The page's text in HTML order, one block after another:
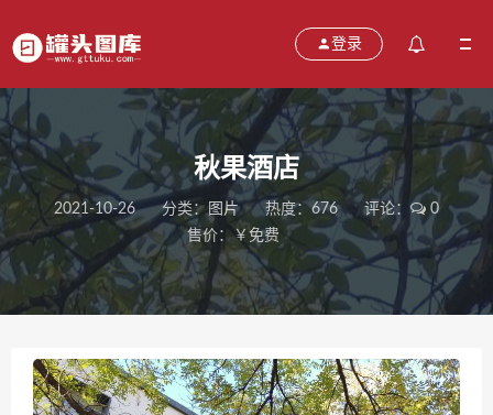
登录
秋果酒店
2021-10-26 分类： 图片 热度：676 评论：
0
售价：￥免费